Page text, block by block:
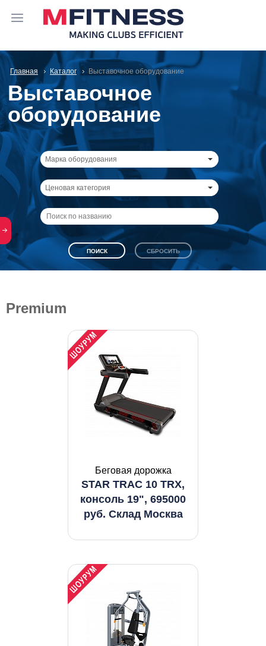
Главная Каталог Выставочное оборудование
Выставочное
оборудование
Марка оборудования
Ценовая категория
Premium
Беговая дорожка
STAR TRAC 10 TRX,
консоль 19", 695000
руб. Склад Москва